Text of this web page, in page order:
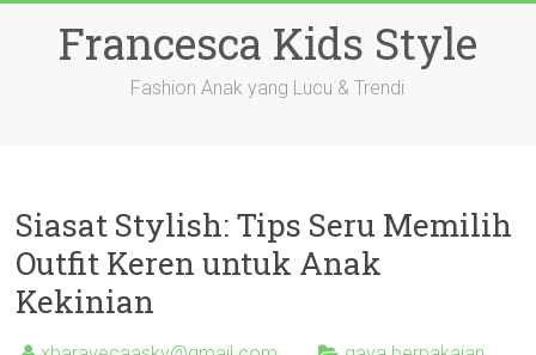
contentFrancesca Kids Style
Fashion Anak yang Lucu & Trendi
Siasat Stylish: Tips Seru Memilih
Outfit Keren untuk Anak
Kekinian